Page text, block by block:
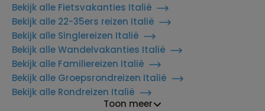
Bekijk alle Fietsvakanties Italië
Bekijk alle 22-35ers reizen Italië
Bekijk alle Singlereizen Italië
Bekijk alle Wandelvakanties Italië
Bekijk alle Familiereizen Italië
Bekijk alle Groepsrondreizen Italië
Bekijk alle Rondreizen Italië
Toon meer